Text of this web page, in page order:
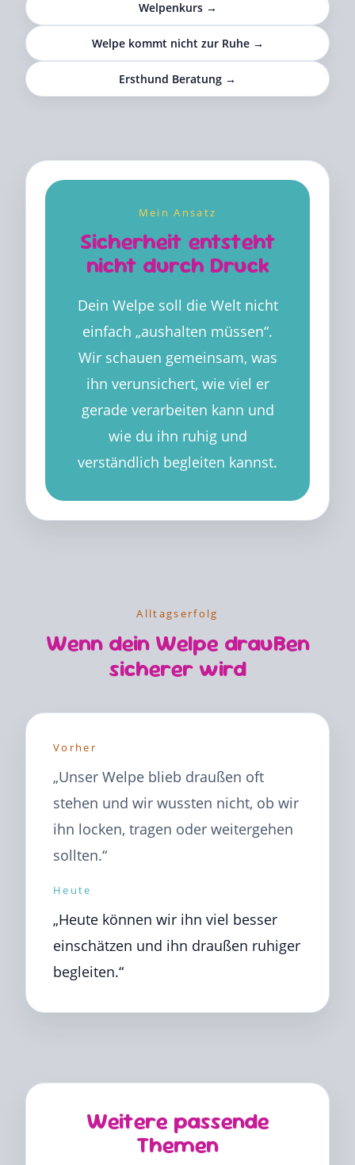
Welpenkurs →
Welpe kommt nicht zur Ruhe →
Ersthund Beratung →
Mein Ansatz
Sicherheit entsteht
nicht durch Druck
Dein Welpe soll die Welt nicht
einfach „aushalten müssen“.
Wir schauen gemeinsam, was
ihn verunsichert, wie viel er
gerade verarbeiten kann und
wie du ihn ruhig und
verständlich begleiten kannst.
Alltagserfolg
Wenn dein Welpe draußen
sicherer wird
Vorher
„Unser Welpe blieb draußen oft
stehen und wir wussten nicht, ob wir
ihn locken, tragen oder weitergehen
sollten.“
Heute
„Heute können wir ihn viel besser
einschätzen und ihn draußen ruhiger
begleiten.“
Weitere passende
Themen